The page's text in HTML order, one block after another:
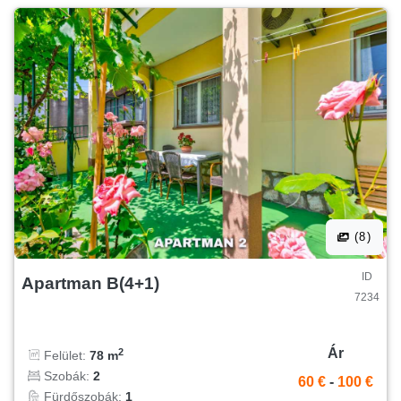
(8)
Apartman B(4+1)
ID
7234
Felület: 78 m2
Szobák: 2
Fürdőszobák: 1
Ár
60 € - 100 €